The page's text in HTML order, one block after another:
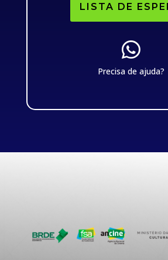
LISTA DE

Precisa de ajuda?